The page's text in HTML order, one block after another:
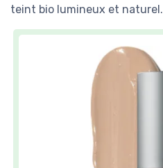
teint bio lumineux et naturel.